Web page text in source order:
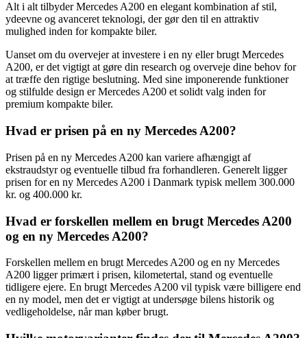
Alt i alt tilbyder Mercedes A200 en elegant kombination af stil,
ydeevne og avanceret teknologi, der gør den til en attraktiv
mulighed inden for kompakte biler.
Uanset om du overvejer at investere i en ny eller brugt Mercedes
A200, er det vigtigt at gøre din research og overveje dine behov for
at træffe den rigtige beslutning. Med sine imponerende funktioner
og stilfulde design er Mercedes A200 et solidt valg inden for
premium kompakte biler.
Hvad er prisen på en ny Mercedes A200?
Prisen på en ny Mercedes A200 kan variere afhængigt af
ekstraudstyr og eventuelle tilbud fra forhandleren. Generelt ligger
prisen for en ny Mercedes A200 i Danmark typisk mellem 300.000
kr. og 400.000 kr.
Hvad er forskellen mellem en brugt Mercedes A200
og en ny Mercedes A200?
Forskellen mellem en brugt Mercedes A200 og en ny Mercedes
A200 ligger primært i prisen, kilometertal, stand og eventuelle
tidligere ejere. En brugt Mercedes A200 vil typisk være billigere end
en ny model, men det er vigtigt at undersøge bilens historik og
vedligeholdelse, når man køber brugt.